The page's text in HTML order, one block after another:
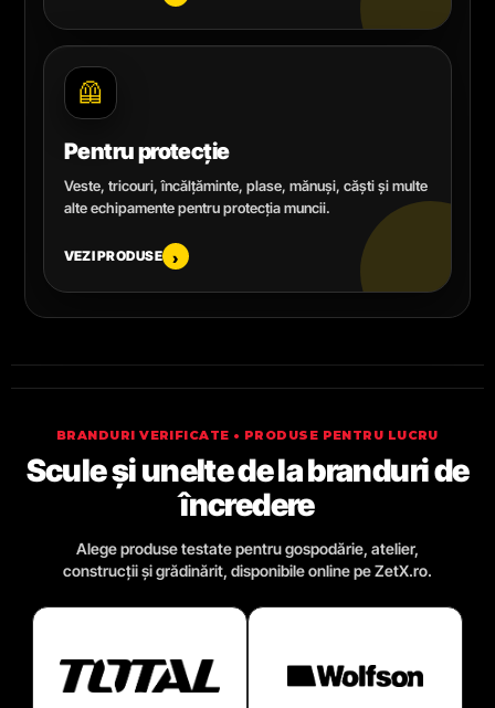
🦺
Pentru protecție
Veste, tricouri, încălțăminte, plase, mănuși, căști și multe
alte echipamente pentru protecția muncii.
VEZI PRODUSE ›
BRANDURI VERIFICATE • PRODUSE PENTRU LUCRU
Scule și unelte de la branduri de
încredere
Alege produse testate pentru gospodărie, atelier,
construcții și grădinărit, disponibile online pe ZetX.ro.